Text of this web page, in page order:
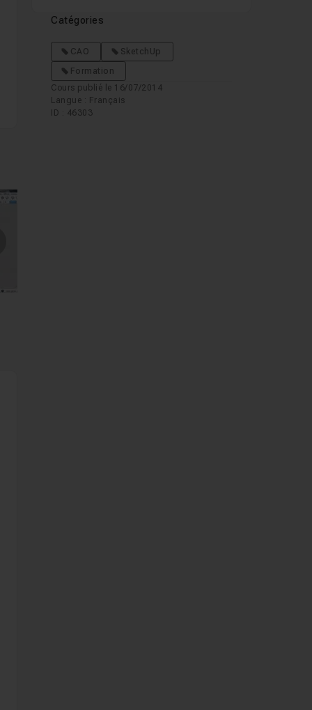
Catégories
CAO
SketchUp
Formation
Cours publié le 16/07/2014
Langue : Français
ID : 46303